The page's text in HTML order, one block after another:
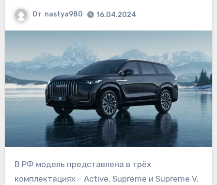
От nastya980 16.04.2024
В РФ модель представлена в трёх
комплектациях – Active, Supreme и Supreme V.